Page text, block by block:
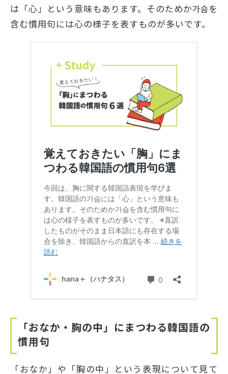
は「心」という意味もあります。そのためか가슴を
含む慣用句には心の様子を表すものが多いです。
「おなか・胸の中」にまつわる韓国語の
慣用句
「おなか」や「胸の中」という表現について見て